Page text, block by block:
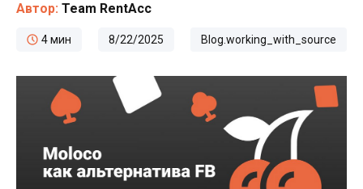
Автор: Team RentAcc
4мин 8/22/2025 Blog.working_with_source